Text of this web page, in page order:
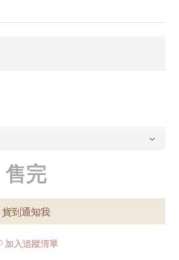
售完
貨到通知我
加入追蹤清單